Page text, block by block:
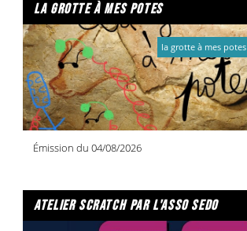
la grotte à mes potes
Émission du 04/08/2026
la grotte à mes potes
atelier scratch par l'asso sedo